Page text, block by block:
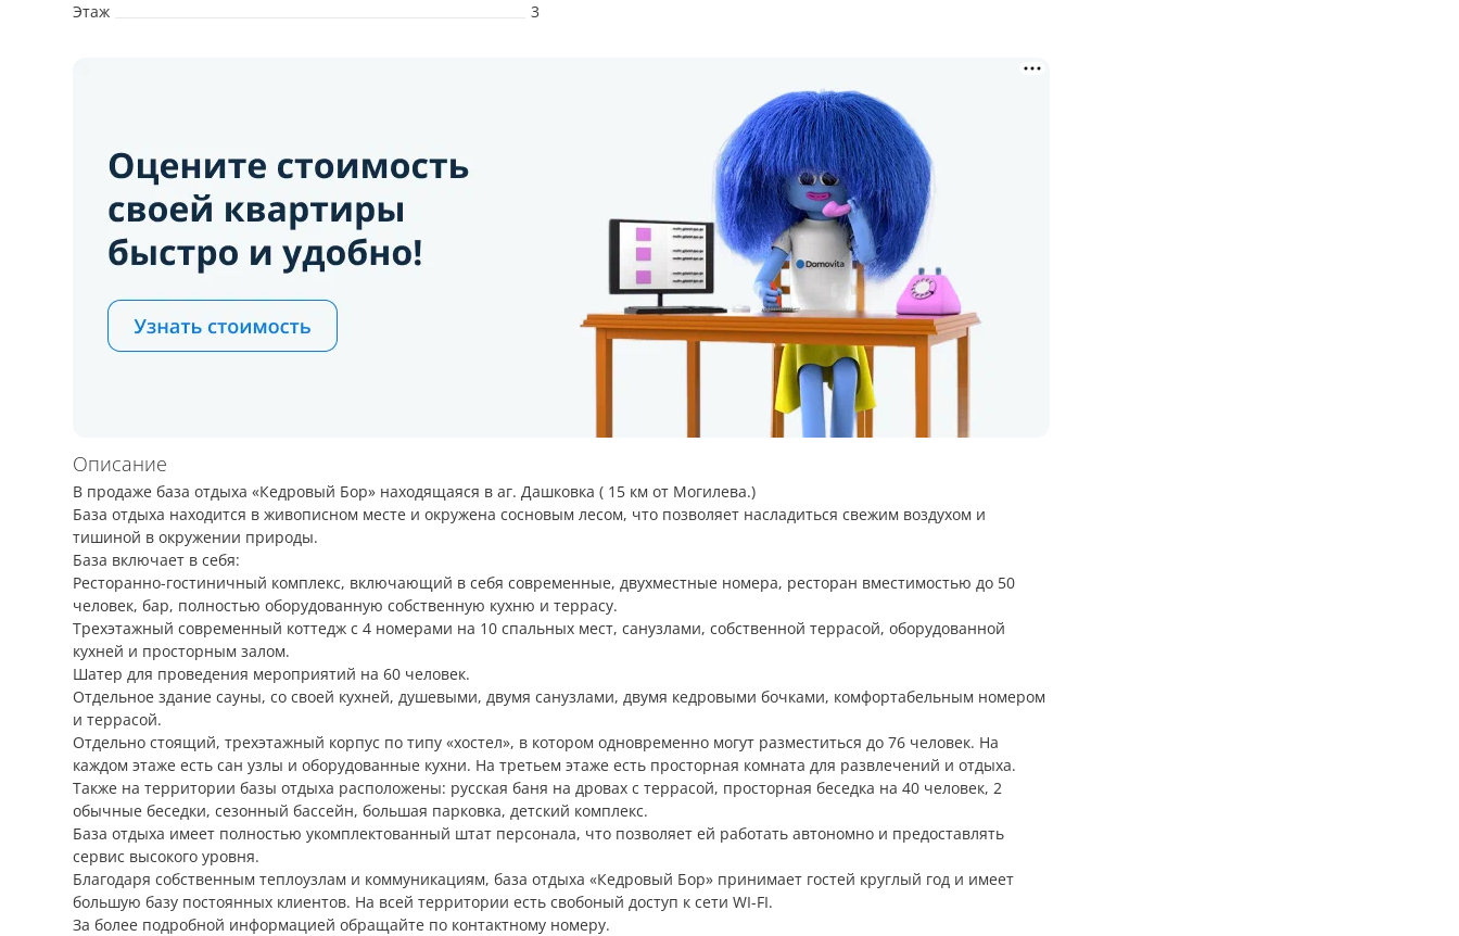
Этаж 3
Описание
В продаже база отдыха «Кедровый Бор» находящаяся в аг. Дашковка ( 15 км от Могилева.)
База отдыха находится в живописном месте и окружена сосновым лесом, что позволяет насладиться свежим воздухом и
тишиной в окружении природы.
База включает в себя:
Ресторанно-гостиничный комплекс, включающий в себя современные, двухместные номера, ресторан вместимостью до 50
человек, бар, полностью оборудованную собственную кухню и террасу.
Трехэтажный современный коттедж с 4 номерами на 10 спальных мест, санузлами, собственной террасой, оборудованной
кухней и просторным залом.
Шатер для проведения мероприятий на 60 человек.
Отдельное здание сауны, со своей кухней, душевыми, двумя санузлами, двумя кедровыми бочками, комфортабельным номером
и террасой.
Отдельно стоящий, трехэтажный корпус по типу «хостел», в котором одновременно могут разместиться до 76 человек. На
каждом этаже есть сан узлы и оборудованные кухни. На третьем этаже есть просторная комната для развлечений и отдыха.
Также на территории базы отдыха расположены: русская баня на дровах с террасой, просторная беседка на 40 человек, 2
обычные беседки, сезонный бассейн, большая парковка, детский комплекс.
База отдыха имеет полностью укомплектованный штат персонала, что позволяет ей работать автономно и предоставлять
сервис высокого уровня.
Благодаря собственным теплоузлам и коммуникациям, база отдыха «Кедровый Бор» принимает гостей круглый год и имеет
большую базу постоянных клиентов. На всей территории есть свобоный доступ к сети WI-FI.
За более подробной информацией обращайте по контактному номеру.